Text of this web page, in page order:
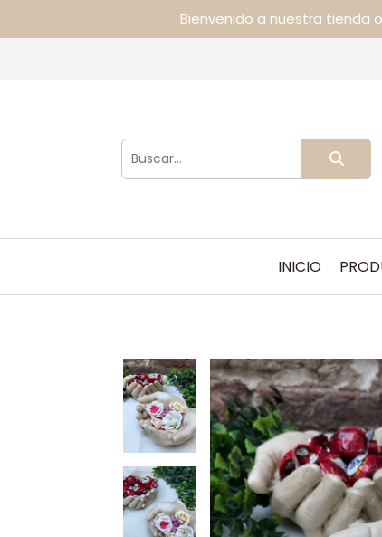
Bienvenido a nuestra tienda
INICIO